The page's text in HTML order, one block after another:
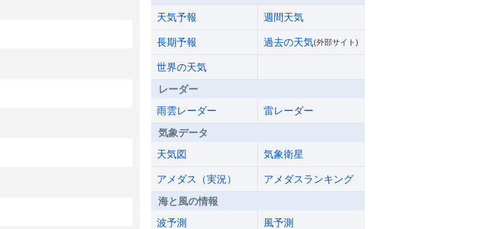
天気予報 週間天気
長期予報 過去の天気(外部サイト)
世界の天気
レーダー
雨雲レーダー
雷レーダー
気象データ
天気図
気象衛星
アメダス（実況）
アメダスランキング
海と風の情報
波予測
風予測